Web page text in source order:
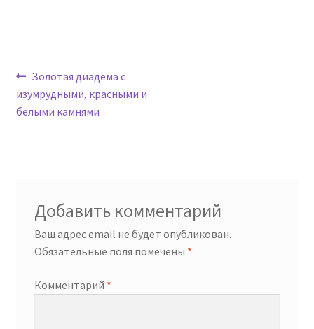
Навигация
по
Предыдущая
запись:
Золотая диадема с
изумрудными, красными и
белыми камнями
Добавить комментарий
Ваш адрес email не будет опубликован.
Обязательные поля помечены *
Комментарий *